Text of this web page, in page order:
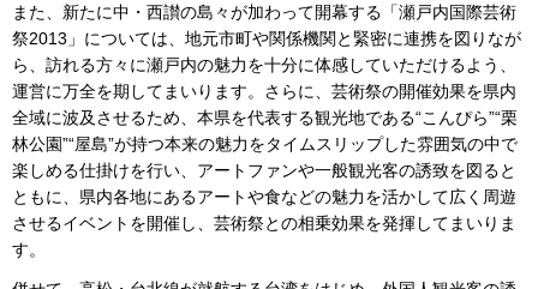
また、新たに中・西讃の島々が加わって開幕する「瀬戸内国際芸術
祭2013」については、地元市町や関係機関と緊密に連携を図りなが
ら、訪れる方々に瀬戸内の魅力を十分に体感していただけるよう、
運営に万全を期してまいります。さらに、芸術祭の開催効果を県内
全域に波及させるため、本県を代表する観光地である“こんぴら”“栗
林公園”“屋島”が持つ本来の魅力をタイムスリップした雰囲気の中で
楽しめる仕掛けを行い、アートファンや一般観光客の誘致を図ると
ともに、県内各地にあるアートや食などの魅力を活かして広く周遊
させるイベントを開催し、芸術祭との相乗効果を発揮してまいりま
す。